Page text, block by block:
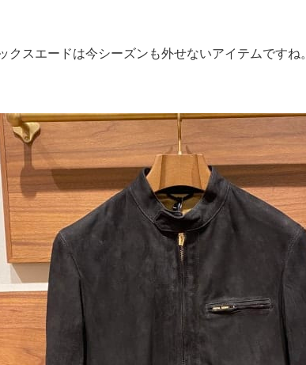
クスエードは今シーズンも外せないアイテムですね。